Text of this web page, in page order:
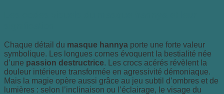
Chaque détail du masque hannya porte une forte valeur
symbolique. Les longues cornes évoquent la bestialité née
d’une passion destructrice. Les crocs acérés révèlent la
douleur intérieure transformée en agressivité démoniaque.
Mais la magie opère aussi grâce au jeu subtil d’ombres et de
lumières : selon l’inclinaison ou l’éclairage, le visage du